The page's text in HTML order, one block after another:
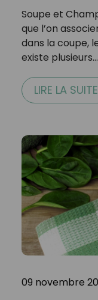
Soupe et
que l’on
dans la coupe,
existe plusieurs…
LIRE LA SUITE
09 novembre